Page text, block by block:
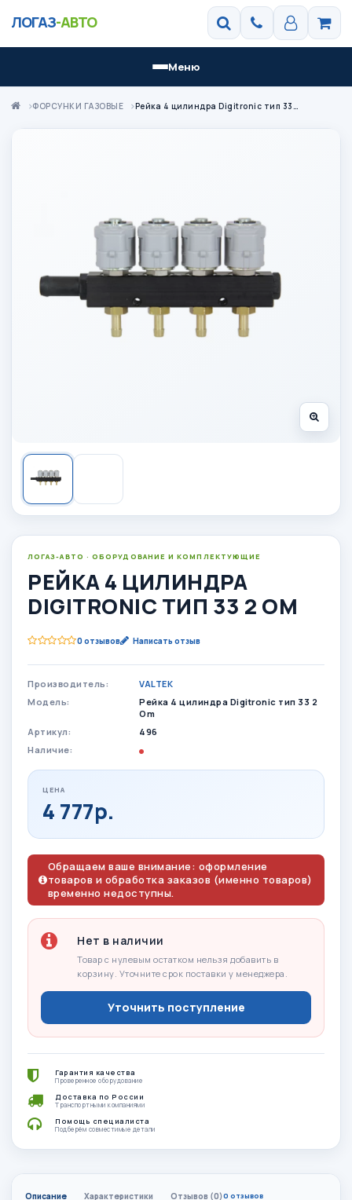
ЛОГАЗ-АВТО
Меню
ФОРСУНКИ ГАЗОВЫЕ Рейка 4 цилиндра Digitronic тип 33 2 Om
ЛОГАЗ-АВТО · ОБОРУДОВАНИЕ И КОМПЛЕКТУЮЩИЕ
РЕЙКА 4 ЦИЛИНДРА
DIGITRONIC ТИП 33 2 OM
0 отзывов Написать отзыв
Производитель:
VALTEK
Модель:
Рейка 4 цилиндра Digitronic тип 33 2
Om
Артикул:
496
Наличие:
ЦЕНА
4 777р.
Обращаем ваше внимание: оформление
товаров и обработка заказов (именно товаров)
временно недоступны.
Нет в наличии
Товар с нулевым остатком нельзя добавить в
корзину. Уточните срок поставки у менеджера.
Уточнить поступление
Гарантия качества
Проверенное оборудование
Доставка по России
Транспортными компаниями
Помощь специалиста
Подберём совместимые детали
Описание Характеристики Отзывов (0)0 отзывов